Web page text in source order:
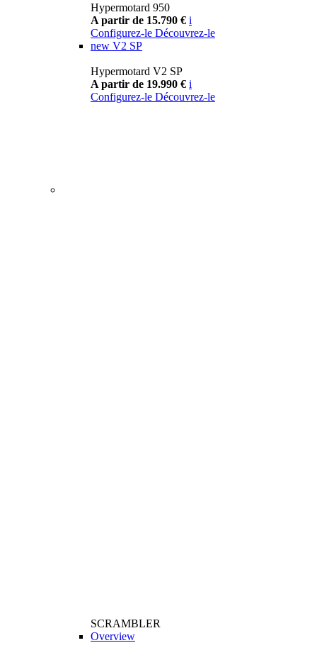
Hypermotard 950
A partir de 15.790 € i
Configurez-le Découvrez-le
new V2 SP
Hypermotard V2 SP
A partir de 19.990 € i
Configurez-le Découvrez-le
SCRAMBLER
Overview